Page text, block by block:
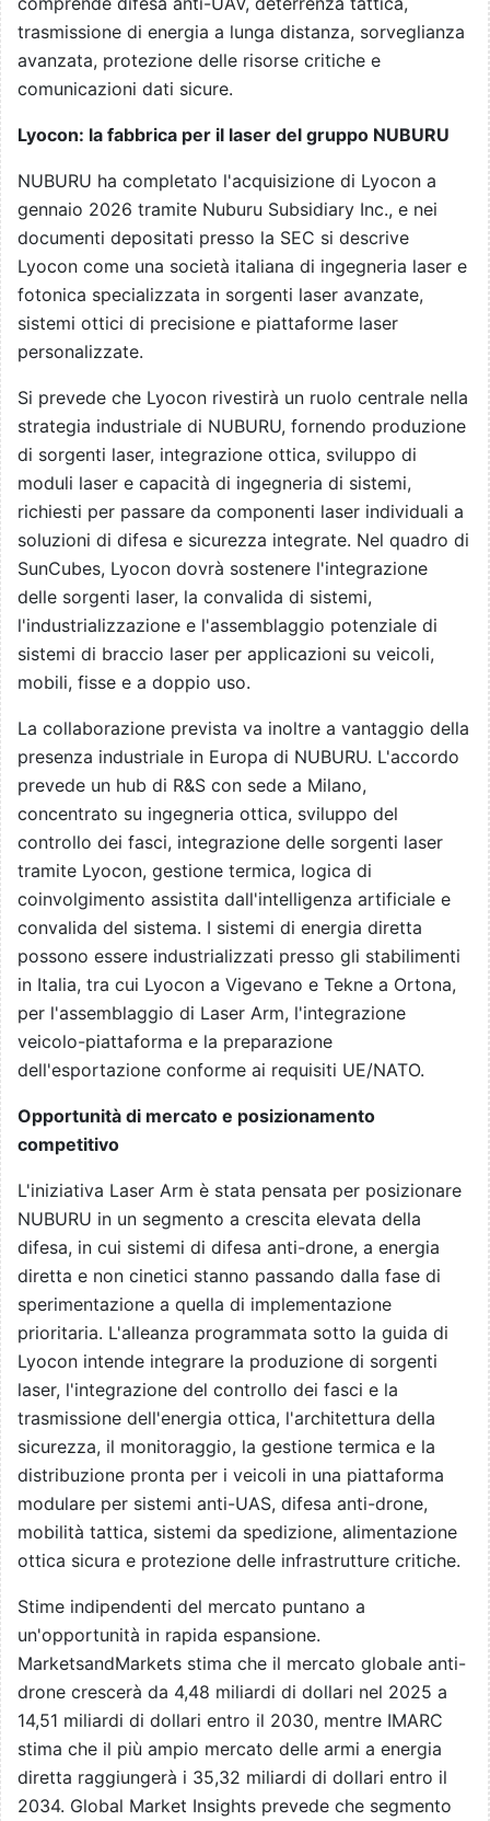
trasmissione di energia a lunga distanza, sorveglianza
avanzata, protezione delle risorse critiche e
comunicazioni dati sicure.
Lyocon: la fabbrica per il laser del gruppo NUBURU
NUBURU ha completato l'acquisizione di Lyocon a
gennaio 2026 tramite Nuburu Subsidiary Inc., e nei
documenti depositati presso la SEC si descrive
Lyocon come una società italiana di ingegneria laser e
fotonica specializzata in sorgenti laser avanzate,
sistemi ottici di precisione e piattaforme laser
personalizzate.
Si prevede che Lyocon rivestirà un ruolo centrale nella
strategia industriale di NUBURU, fornendo produzione
di sorgenti laser, integrazione ottica, sviluppo di
moduli laser e capacità di ingegneria di sistemi,
richiesti per passare da componenti laser individuali a
soluzioni di difesa e sicurezza integrate. Nel quadro di
SunCubes, Lyocon dovrà sostenere l'integrazione
delle sorgenti laser, la convalida di sistemi,
l'industrializzazione e l'assemblaggio potenziale di
sistemi di braccio laser per applicazioni su veicoli,
mobili, fisse e a doppio uso.
La collaborazione prevista va inoltre a vantaggio della
presenza industriale in Europa di NUBURU. L'accordo
prevede un hub di R&S con sede a Milano,
concentrato su ingegneria ottica, sviluppo del
controllo dei fasci, integrazione delle sorgenti laser
tramite Lyocon, gestione termica, logica di
coinvolgimento assistita dall'intelligenza artificiale e
convalida del sistema. I sistemi di energia diretta
possono essere industrializzati presso gli stabilimenti
in Italia, tra cui Lyocon a Vigevano e Tekne a Ortona,
per l'assemblaggio di Laser Arm, l'integrazione
veicolo-piattaforma e la preparazione
dell'esportazione conforme ai requisiti UE/NATO.
Opportunità di mercato e posizionamento
competitivo
L'iniziativa Laser Arm è stata pensata per posizionare
NUBURU in un segmento a crescita elevata della
difesa, in cui sistemi di difesa anti-drone, a energia
diretta e non cinetici stanno passando dalla fase di
sperimentazione a quella di implementazione
prioritaria. L'alleanza programmata sotto la guida di
Lyocon intende integrare la produzione di sorgenti
laser, l'integrazione del controllo dei fasci e la
trasmissione dell'energia ottica, l'architettura della
sicurezza, il monitoraggio, la gestione termica e la
distribuzione pronta per i veicoli in una piattaforma
modulare per sistemi anti-UAS, difesa anti-drone,
mobilità tattica, sistemi da spedizione, alimentazione
ottica sicura e protezione delle infrastrutture critiche.
Stime indipendenti del mercato puntano a
un'opportunità in rapida espansione.
MarketsandMarkets stima che il mercato globale anti-
drone crescerà da 4,48 miliardi di dollari nel 2025 a
14,51 miliardi di dollari entro il 2030, mentre IMARC
stima che il più ampio mercato delle armi a energia
diretta raggiungerà i 35,32 miliardi di dollari entro il
2034. Global Market Insights prevede che segmento